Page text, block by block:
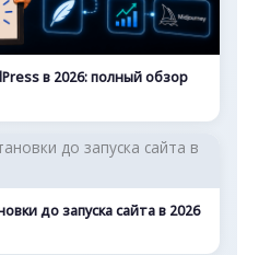
в 2026: полный обзор
до запуска сайта в 2026